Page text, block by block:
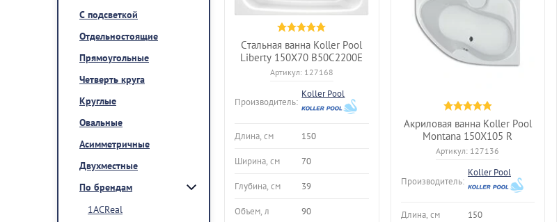
С подсветкой
Отдельностоящие
Прямоугольные
Четверть круга
Круглые
Овальные
Асимметричные
Двухместные
По брендам
1ACReal
Стальная ванна Koller Pool
Liberty 150X70 B50C2200E
Артикул:127168
Производитель:
Koller Pool
Длина, см 150
Ширина, см 70
Глубина, см 39
Объем, л 90
Акриловая ванна Koller Pool
Montana 150X105 R
Артикул: 127136
Производитель:
Koller Pool
Длина, см 150